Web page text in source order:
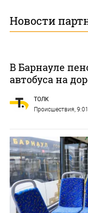
Новости
В Барнауле
автобуса на
ТОЛК
Происшествия,